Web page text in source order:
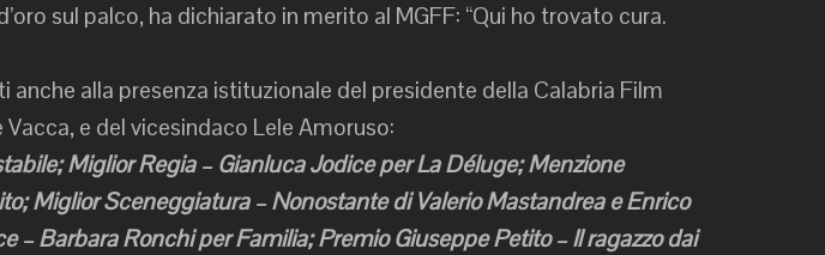
sul palco, ha dichiarato in merito al MGFF: “Qui ho trovato cura.
alla presenza istituzionale del presidente della Calabria Film
e del vicesindaco Lele Amoruso:
Miglior Regia – Gianluca Jodice per La Déluge; Menzione
Miglior Sceneggiatura – Nonostante di Valerio Mastandrea e Enrico
Barbara Ronchi per Familia; Premio Giuseppe Petito – Il ragazzo dai